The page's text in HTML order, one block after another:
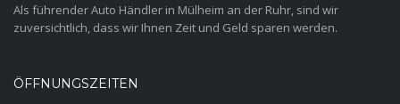
Als führender Auto Händler in Mülheim an der Ruhr, sind wir
zuversichtlich, dass wir Ihnen Zeit und Geld sparen werden.
ÖFFNUNGSZEITEN